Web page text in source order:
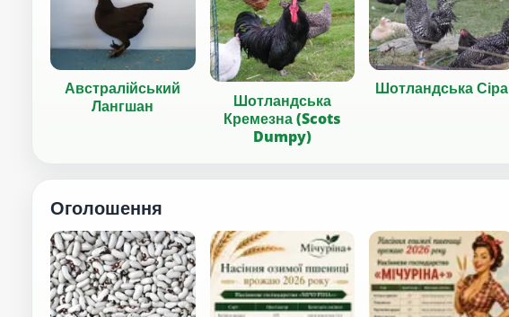
Австралійський
Лангшан
Шотландська
Кремезна (Scots
Dumpy)
Шотландська Сіра
Оголошення